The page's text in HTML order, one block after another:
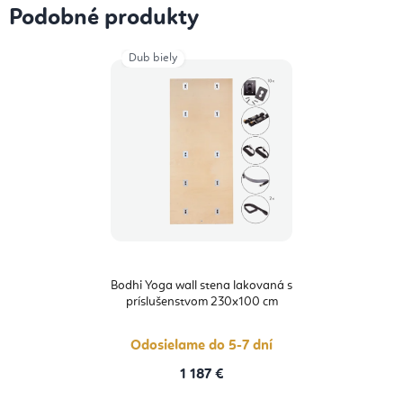
Podobné produkty
Bodhi Yoga wall stena lakovaná s
príslušenstvom 230x100 cm
Odosielame do 5-7 dní
1 187 €
Dub biely